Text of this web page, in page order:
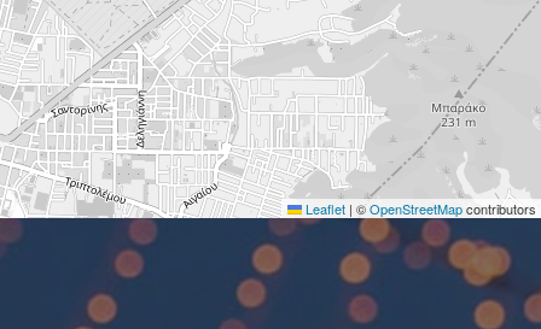
Leaflet | ©OpenStreetMapcontributors